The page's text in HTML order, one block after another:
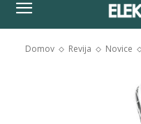
Domov Revija Novice